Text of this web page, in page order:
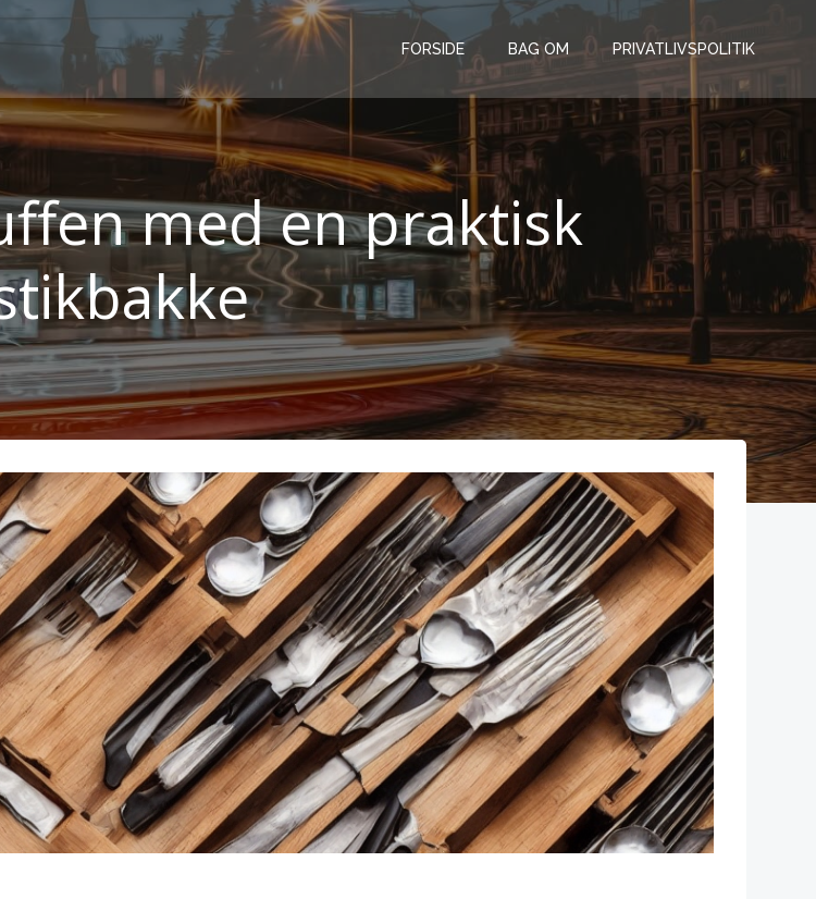
FORSIDE BAG OM PRIVATLIVSPOLITIK
med en praktisk